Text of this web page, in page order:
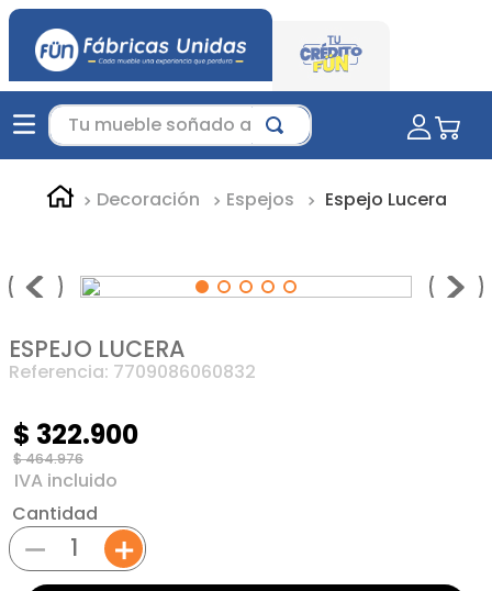
Tu mueble soñado aquí...
Decoración Espejos Espejo Lucera
ESPEJO LUCERA
Referencia: 7709086060832
$464.976
$ 322.900
Cantidad
＋
－